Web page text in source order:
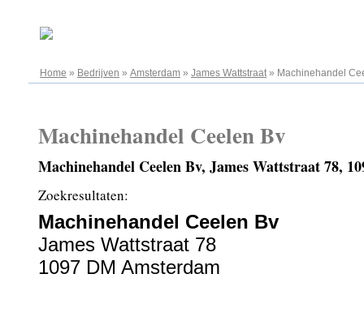
Home » Bedrijven » Amsterdam » James Wattstraat» Machinehandel
Machinehandel Ceelen Bv
Machinehandel Ceelen Bv, James Wattstraat 78,
Zoekresultaten:
Machinehandel Ceelen Bv
James Wattstraat 78
1097 DM Amsterdam